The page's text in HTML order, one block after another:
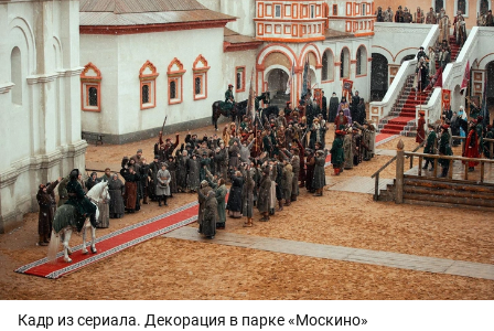
Кадр из сериала. Декорация в парке «Москино»